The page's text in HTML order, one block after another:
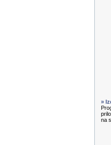
»
na